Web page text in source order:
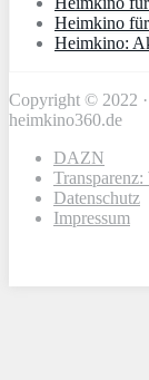
Heimkino
Heimkino:
Copyright © 2022
heimkino360.de
DAZN
Datenschutz
Impressum